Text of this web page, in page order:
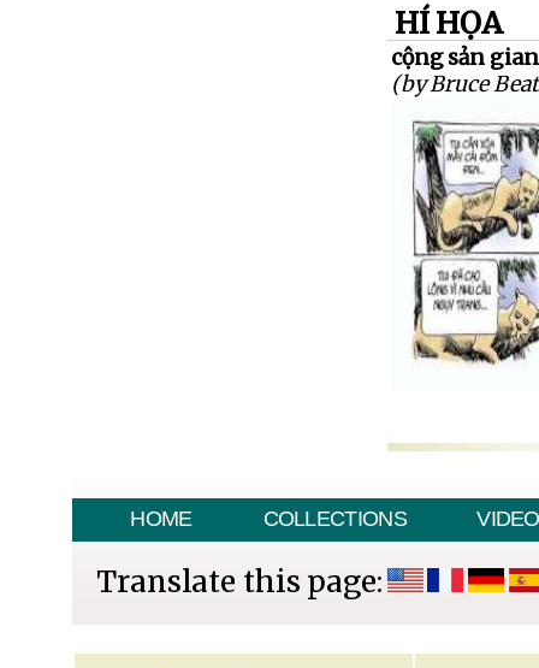
HÍ HỌA
cộng sản
(by Bruce
HOME COLLECTIONS VIDEO
Translate this page: